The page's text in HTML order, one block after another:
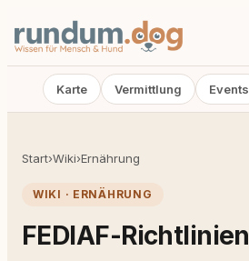
Karte Vermittlung Events
Start›Wiki›Ernährung
WIKI · ERNÄHRUNG
FEDIAF-Richtlinien